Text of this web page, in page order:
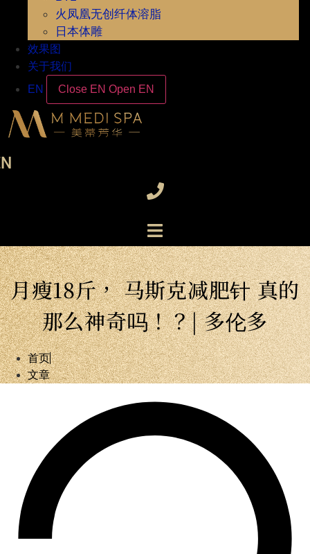
火凤凰无创纤体溶脂
日本体雕
效果图
关于我们
EN
Close EN Open EN
月瘦18斤， 马斯克减肥针 真的
那么神奇吗！？| 多伦多
首页
文章